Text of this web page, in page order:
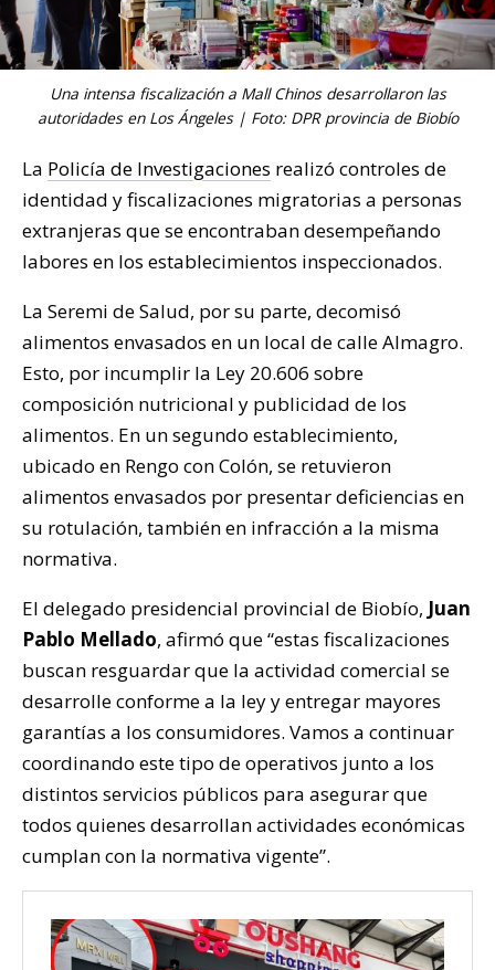
Una intensa fiscalización a Mall Chinos desarrollaron las
autoridades en Los Ángeles | Foto: DPR provincia de Biobío
La Policía de Investigaciones realizó controles de
identidad y fiscalizaciones migratorias a personas
extranjeras que se encontraban desempeñando
labores en los establecimientos inspeccionados.
La Seremi de Salud, por su parte, decomisó
alimentos envasados en un local de calle Almagro.
Esto, por incumplir la Ley 20.606 sobre
composición nutricional y publicidad de los
alimentos. En un segundo establecimiento,
ubicado en Rengo con Colón, se retuvieron
alimentos envasados por presentar deficiencias en
su rotulación, también en infracción a la misma
normativa.
El delegado presidencial provincial de Biobío, Juan
Pablo Mellado, afirmó que “estas fiscalizaciones
buscan resguardar que la actividad comercial se
desarrolle conforme a la ley y entregar mayores
garantías a los consumidores. Vamos a continuar
coordinando este tipo de operativos junto a los
distintos servicios públicos para asegurar que
todos quienes desarrollan actividades económicas
cumplan con la normativa vigente”.